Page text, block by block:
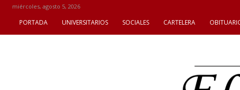
miércoles, agosto 5, 2026
PORTADA UNIVERSITARIOS SOCIALES CARTELERA